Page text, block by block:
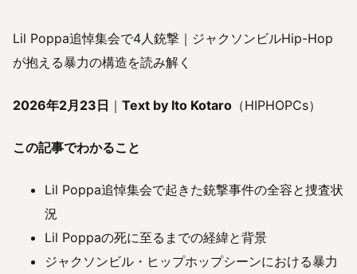
Lil Poppa追悼集会で4人銃撃｜ジャクソンビルHip-Hop
が抱える暴力の構造を読み解く
2026年2月23日 ｜ Text by Ito Kotaro （HIPHOPCs）
この記事でわかること
Lil Poppa追悼集会で起きた銃撃事件の全容と捜査状
況
Lil Poppaの死に至るまでの経緯と背景
ジャクソンビル・ヒップホップシーンにおける暴力